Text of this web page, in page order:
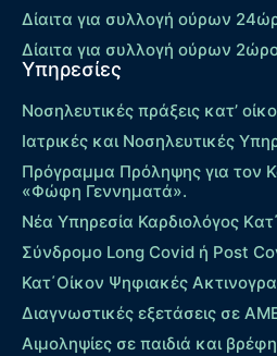
Δίαιτα για συλλογή ούρων
Δίαιτα για συλλογή ούρων
Υπηρεσίες
Νοσηλευτικές πράξεις κατ’
Ιατρικές και Νοσηλευτικές
Πρόγραμμα Πρόληψης για τον
«Φώφη Γεννηματά».
Νέα Υπηρεσία Καρδιολόγος
Σύνδρομο Long Covid ή Post
Κατ΄Οίκον Ψηφιακές
Διαγνωστικές εξετάσεις σε
Αιμοληψίες σε παιδιά και βρέφη